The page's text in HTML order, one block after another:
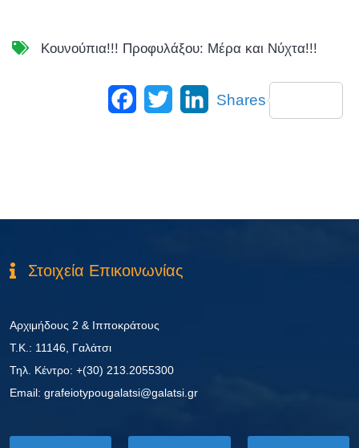
Κουνούπια!!! Προφυλάξου: Μέρα και Νύχτα!!!
Facebook
Twitter LinkedIn
Shares
Στοιχεία Επικοινωνίας
Αρχιμήδους 2 & Ιπποκράτους
Τ.Κ.: 11146, Γαλάτσι
Τηλ. Κέντρο: +(30) 213.2055300
Εmail: grafeiotypougalatsi@galatsi.gr